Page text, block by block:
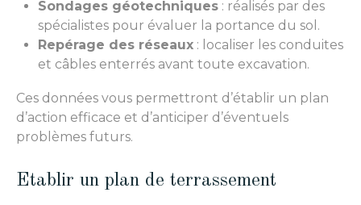
Sondages géotechniques : réalisés par des
spécialistes pour évaluer la portance du sol.
Repérage des réseaux : localiser les conduites
et câbles enterrés avant toute excavation.
Ces données vous permettront d’établir un plan
d’action efficace et d’anticiper d’éventuels
problèmes futurs.
Etablir un plan de terrassement